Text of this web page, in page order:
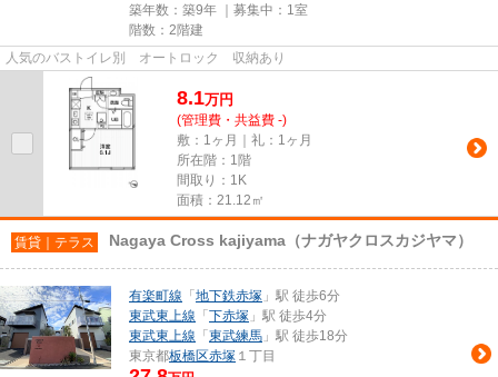
築年数：築9年 ｜募集中： 1室
階数：2階建
人気のバストイレ別 オートロック 収納あり
8.1万円
(管理費・共益費 -)
敷：1ヶ月｜礼：1ヶ月
所在階：1階
間取り：1K
面積：21.12㎡
賃貸｜テラス Nagaya Cross kajiyama（ナガヤクロスカジヤマ）
有楽町線 「 地下鉄赤塚 」駅 徒歩6分
東武東上線 「 下赤塚 」駅 徒歩4分
東武東上線 「 東武練馬 」駅 徒歩18分
東京都板橋区赤塚 １丁目